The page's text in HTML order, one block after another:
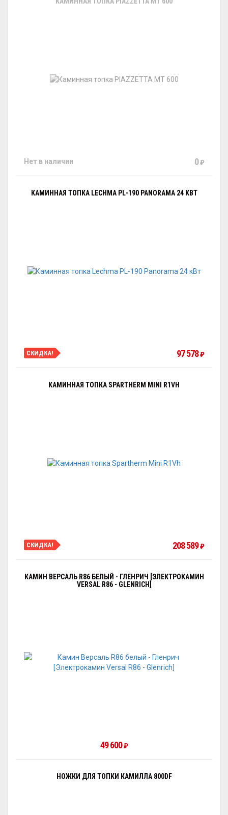
Нет в наличии 0₽
КАМИННАЯ ТОПКА LECHMA PL-190 PANORAMA 24 КВТ
СКИДКА! 97 578₽
КАМИННАЯ ТОПКА SPARTHERM MINI R1VH
СКИДКА! 208 589₽
КАМИН ВЕРСАЛЬ R86 БЕЛЫЙ - ГЛЕНРИЧ [ЭЛЕКТРОКАМИН
VERSAL R86 - GLENRICH]
49 600₽
НОЖКИ ДЛЯ ТОПКИ КАМИЛЛА 800DF